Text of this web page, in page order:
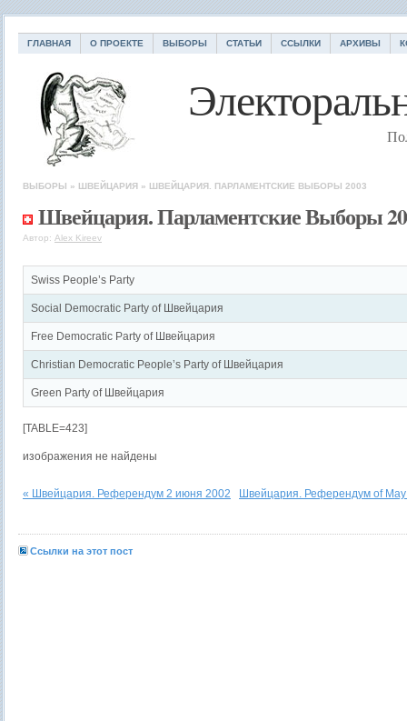
ГЛАВНАЯ О ПРОЕКТЕ ВЫБОРЫ СТАТЬИ ССЫЛКИ АРХИВЫ
ВЫБОРЫ » ШВЕЙЦАРИЯ » ШВЕЙЦАРИЯ. ПАРЛАМЕНТСКИЕ ВЫБОРЫ 2003
Швейцария. Парламентские Выборы
Автор: Alex Kireev
Swiss People’s Party
Social Democratic Party of Швейцария
Free Democratic Party of Швейцария
Christian Democratic People’s Party of Швейцария
Green Party of Швейцария
[TABLE=423]
изображения не найдены
« Швейцария. Референдум 2 июня 2002 Швейцария. Референдум of
Ссылки на этот пост